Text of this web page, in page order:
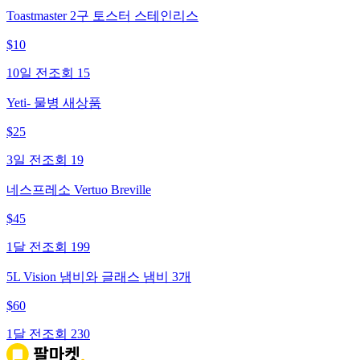
Toastmaster 2구 토스터 스테인리스
$10
10일 전 조회 15
Yeti- 물병 새상품
$25
3일 전 조회 19
네스프레소 Vertuo Breville
$45
1달 전 조회 199
5L Vision 냄비와 글래스 냄비 3개
$60
1달 전 조회 230